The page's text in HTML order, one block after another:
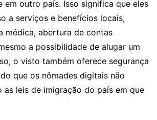
em outro país. Isso significa que eles
a serviços e benefícios locais,
médica, abertura de contas
a possibilidade de alugar um
o visto também oferece segurança
que os nômades digitais não
as leis de imigração do país em que